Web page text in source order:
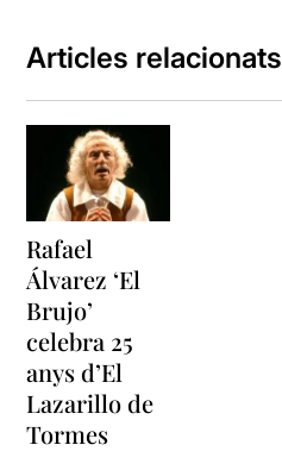
Articles relacionats
Rafael
Álvarez ‘El
Brujo’
celebra 25
anys d’El
Lazarillo de
Tormes